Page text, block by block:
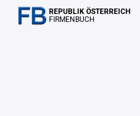
REPUBLIK ÖSTERREICH
FIRMENBUCH